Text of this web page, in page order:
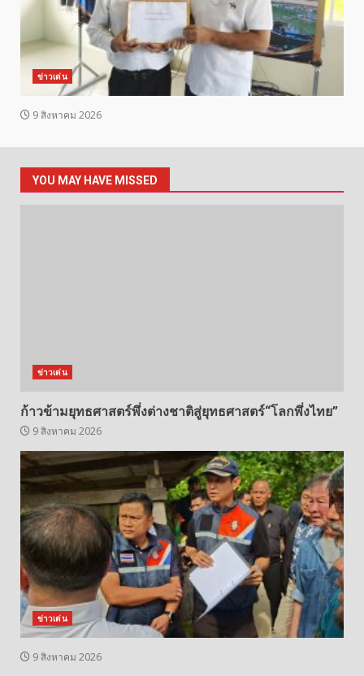
ข่าวเด่น
9 สิงหาคม 2026
YOU MAY HAVE MISSED
ข่าวเด่น
ก้าวข้ามยุทธศาสตร์พึ่งต่างชาติสู่ยุทธศาสตร์“โลกพึ่งไทย”
9 สิงหาคม 2026
ข่าวเด่น
9 สิงหาคม 2026